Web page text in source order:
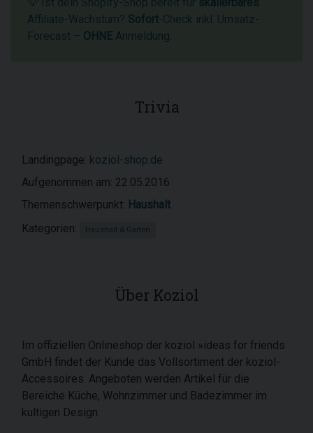
Affiliate-Wachstum? Sofort-Check inkl. Umsatz-
Forecast – OHNE Anmeldung.
Trivia
Landingpage: koziol-shop.de
Aufgenommen am: 22.05.2016
Themenschwerpunkt: Haushalt
Kategorien:
Haushalt & Garten
Über Koziol
Im offiziellen Onlineshop der koziol »ideas for friends
GmbH findet der Kunde das Vollsortiment der koziol-
Accessoires. Angeboten werden Artikel für die
Bereiche Küche, Wohnzimmer und Badezimmer im
kultigen Design.